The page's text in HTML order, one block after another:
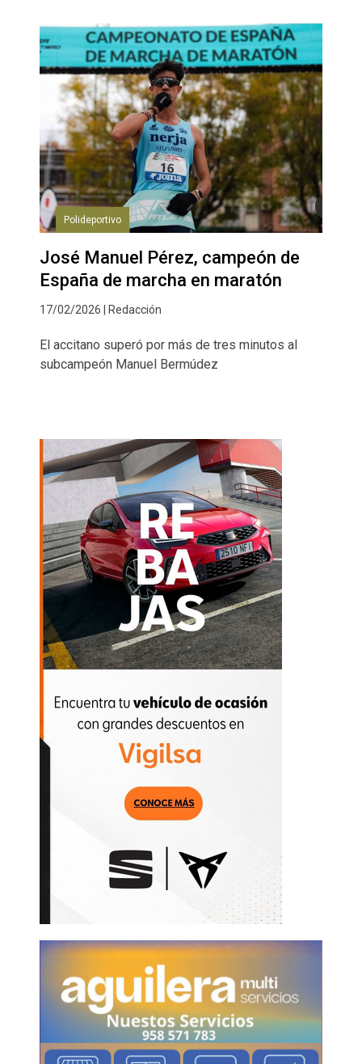
Polideportivo
José Manuel Pérez, campeón de
España de marcha en maratón
17/02/2026 | Redacción
El accitano superó por más de tres minutos al
subcampeón Manuel Bermúdez